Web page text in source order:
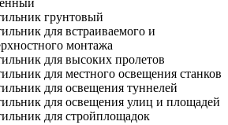
грунтовый
для встраиваемого и
монтажа
для высоких пролетов
для местного освещения станков
для освещения туннелей
для освещения улиц и площадей
для стройплощадок